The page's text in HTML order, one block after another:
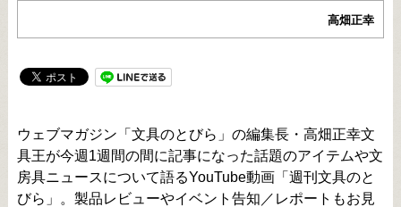
高畑正幸
ウェブマガジン「文具のとびら」の編集長・高畑正幸文
具王が今週1週間の間に記事になった話題のアイテムや文
房具ニュースについて語るYouTube動画「週刊文具のと
びら」。製品レビューやイベント告知／レポートもお見